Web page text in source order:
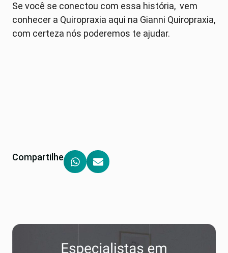
Se você se conectou com essa história, vem
conhecer a Quiropraxia aqui na Gianni Quiropraxia,
com certeza nós poderemos te ajudar.
Compartilhe